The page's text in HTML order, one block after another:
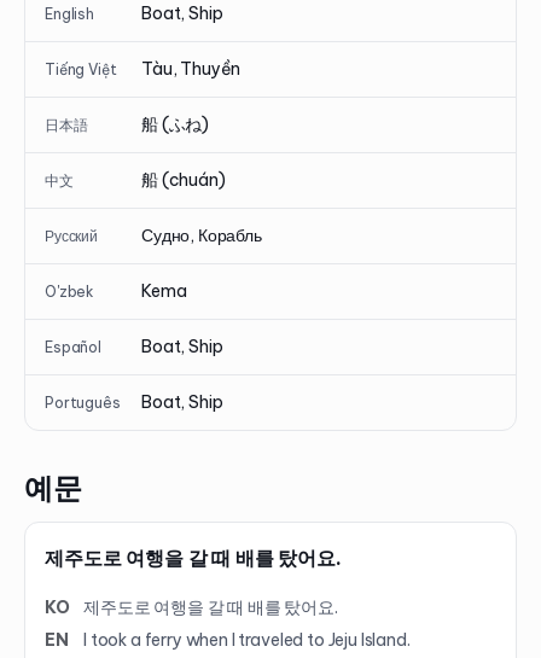
English Boat, Ship
Tiếng Việt Tàu, Thuyền
日本語 船 (ふね)
中文 船 (chuán)
Русский Судно, Корабль
O'zbek Kema
Español Boat, Ship
Português Boat, Ship
예문
제주도로 여행을 갈 때 배를 탔어요.
KO
제주도로 여행을 갈 때 배를 탔어요.
EN
I took a ferry when I traveled to Jeju Island.